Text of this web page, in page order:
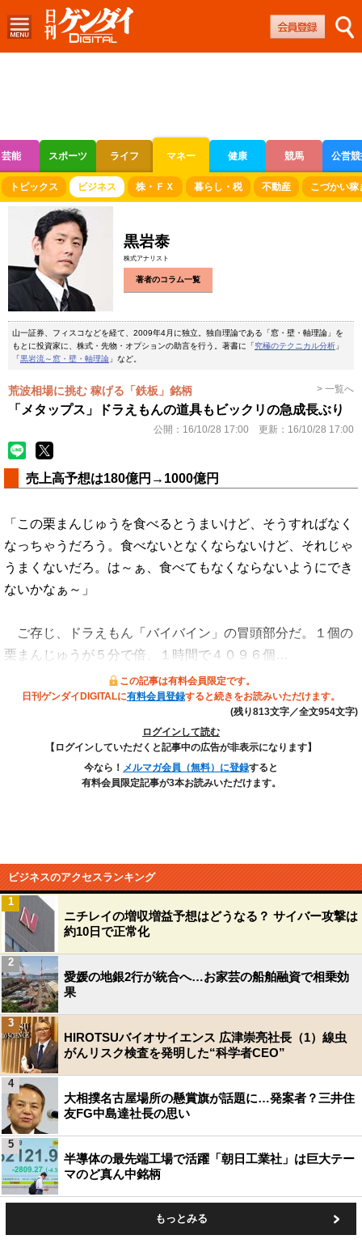
芸能 スポーツ ライフ マネー 健康 競馬 公営
ボートレース 競輪 オートレース
トピックス ビジネス 株・ＦＸ 暮らし・税 不動産 こづかい稼
黒岩泰
株式アナリスト
著者のコラム一覧
山一証券、フィスコなどを経て、2009年4月に独立。独自理論である「窓・壁・軸理論」を
もとに投資家に、株式・先物・オプションの助言を行う。著書に「究極のテクニカル分析 」
「黒岩流～窓・壁・軸理論 」など。
荒波相場に挑む 稼げる「鉄板」銘柄 > 一覧へ
「メタップス」ドラえもんの道具もビックリの急成長ぶり
公開： 16/10/28 17:00 更新： 16/10/28 17:00
売上高予想は180億円→1000億円
「この栗まんじゅうを食べるとうまいけど、そうすればなく
なっちゃうだろう。食べないとなくならないけど、それじゃ
うまくないだろ。は～ぁ、食べてもなくならないようにでき
ないかなぁ～」
ご存じ、ドラえもん「バイバイン」の冒頭部分だ。１個の
栗まんじゅうが５分で倍、１時間で４０９６個…
この記事は有料会員限定です。
日刊ゲンダイDIGITALに有料会員登録すると続きをお読みいただけます。
(残り813文字／全文954文字)
ログインして読む
【ログインしていただくと記事中の広告が非表示になります】
今なら！ メルマガ会員（無料）に登録すると
有料会員限定記事が3本お読みいただけます。
ビジネスのアクセスランキング
ニチレイの増収増益予想はどうなる？ サイバー攻撃は
約10日で正常化
1
愛媛の地銀2行が統合へ…お家芸の船舶融資で相乗効
果
2
HIROTSUバイオサイエンス 広津崇亮社長（1）線虫
がんリスク検査を発明した“科学者CEO”
3
大相撲名古屋場所の懸賞旗が話題に…発案者？三井住
友FG中島達社長の思い
4
半導体の最先端工場で活躍「朝日工業社」は巨大テー
マのど真ん中銘柄
5
もっとみる